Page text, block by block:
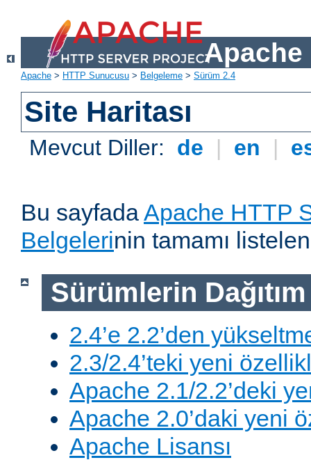
Apache
Apache > HTTP Sunucusu > Belgeleme > Sürüm 2.4
Site Haritası
Mevcut Diller: de | en |
Bu sayfadaApache HTTP
Belgelerinin tamamı
Sürümlerin
2.4’e 2.2’den
2.3/2.4’teki yeni
Apache 2.1/2.2’deki
Apache 2.0’daki yeni
Apache Lisansı